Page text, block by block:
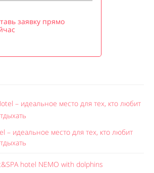
заявку прямо
– идеальное место для тех, кто любит